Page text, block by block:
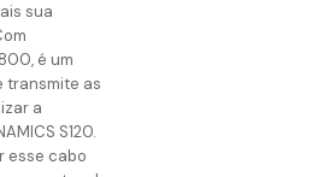
sua
é um
transmite as
a
S120.
esse cabo